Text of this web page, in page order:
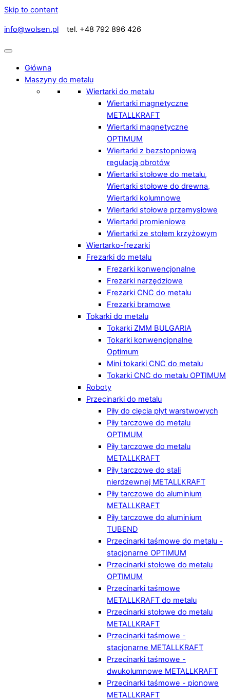
Skip to content
info@wolsen.pl tel. +48 792 896 426
Główna
Maszyny do metalu
Wiertarki do metalu
Wiertarki magnetyczne
METALLKRAFT
Wiertarki magnetyczne
OPTIMUM
Wiertarki z bezstopniową
regulacją obrotów
Wiertarki stołowe do metalu,
Wiertarki stołowe do drewna,
Wiertarki kolumnowe
Wiertarki stołowe przemysłowe
Wiertarki promieniowe
Wiertarki ze stołem krzyżowym
Wiertarko-frezarki
Frezarki do metalu
Frezarki konwencjonalne
Frezarki narzędziowe
Frezarki CNC do metalu
Frezarki bramowe
Tokarki do metalu
Tokarki ZMM BULGARIA
Tokarki konwencjonalne
Optimum
Mini tokarki CNC do metalu
Tokarki CNC do metalu OPTIMUM
Roboty
Przecinarki do metalu
Piły do cięcia płyt warstwowych
Piły tarczowe do metalu
OPTIMUM
Piły tarczowe do metalu
METALLKRAFT
Piły tarczowe do stali
nierdzewnej METALLKRAFT
Piły tarczowe do aluminium
METALLKRAFT
Piły tarczowe do aluminium
TUBEND
Przecinarki taśmowe do metalu -
stacjonarne OPTIMUM
Przecinarki stołowe do metalu
OPTIMUM
Przecinarki taśmowe
METALLKRAFT do metalu
Przecinarki stołowe do metalu
METALLKRAFT
Przecinarki taśmowe -
stacjonarne METALLKRAFT
Przecinarki taśmowe -
dwukolumnowe METALLKRAFT
Przecinarki taśmowe - pionowe
METALLKRAFT